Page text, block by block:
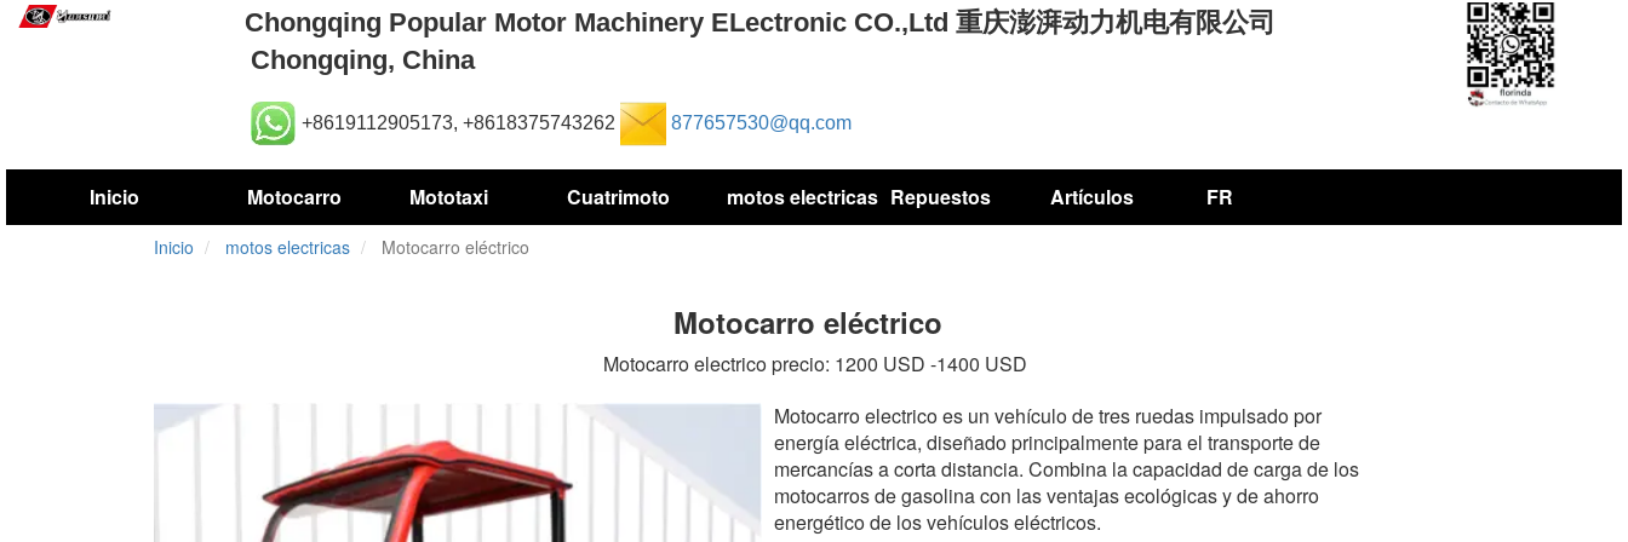
Chongqing Popular Motor Machinery ELectronic CO.,Ltd 重庆澎湃动力机电有限公司
Chongqing, China
+8619112905173, +8618375743262 877657530@qq.com
Inicio Motocarro Mototaxi Cuatrimoto motos electricas Repuestos Artículos FR
Inicio motos electricas Motocarro eléctrico
Motocarro eléctrico
Motocarro electrico precio: 1200 USD -1400 USD
Motocarro electrico es un vehículo de tres ruedas impulsado por
energía eléctrica, diseñado principalmente para el transporte de
mercancías a corta distancia. Combina la capacidad de carga de los
motocarros de gasolina con las ventajas ecológicas y de ahorro
energético de los vehículos eléctricos.